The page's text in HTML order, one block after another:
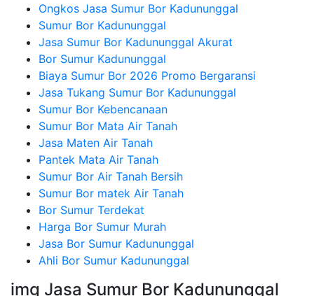
Ongkos Jasa Sumur Bor Kadununggal
Sumur Bor Kadununggal
Jasa Sumur Bor Kadununggal Akurat
Bor Sumur Kadununggal
Biaya Sumur Bor 2026 Promo Bergaransi
Jasa Tukang Sumur Bor Kadununggal
Sumur Bor Kebencanaan
Sumur Bor Mata Air Tanah
Jasa Maten Air Tanah
Pantek Mata Air Tanah
Sumur Bor Air Tanah Bersih
Sumur Bor matek Air Tanah
Bor Sumur Terdekat
Harga Bor Sumur Murah
Jasa Bor Sumur Kadununggal
Ahli Bor Sumur Kadununggal
img Jasa Sumur Bor Kadununggal